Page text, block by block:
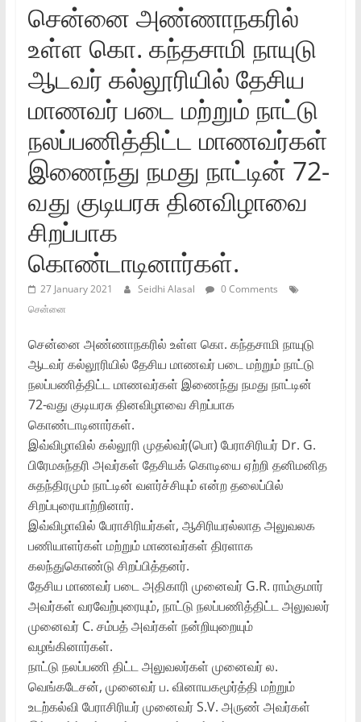
சென்னை அண்ணாநகரில்
உள்ள கொ. கந்தசாமி நாயுடு
ஆடவர் கல்லூரியில் தேசிய
மாணவர் படை மற்றும் நாட்டு
நலப்பணித்திட்ட மாணவர்கள்
இணைந்து நமது நாட்டின் 72-
வது குடியரசு தினவிழாவை
சிறப்பாக
கொண்டாடினார்கள்.
27 January 2021 Seidhi Alasal
0 Comments
சென்னை
சென்னை அண்ணாநகரில் உள்ள கொ. கந்தசாமி நாயுடு
ஆடவர் கல்லூரியில் தேசிய மாணவர் படை மற்றும் நாட்டு
நலப்பணித்திட்ட மாணவர்கள் இணைந்து நமது நாட்டின்
72-வது குடியரசு தினவிழாவை சிறப்பாக
கொண்டாடினார்கள்.
இவ்விழாவில் கல்லூரி முதல்வர்(பொ) பேராசிரியர் Dr. G.
பிரேமசுந்தரி அவர்கள் தேசியக் கொடியை ஏற்றி தனிமனித
சுதந்திரமும் நாட்டின் வளர்ச்சியும் என்ற தலைப்பில்
சிறப்புரையாற்றினார்.
இவ்விழாவில் பேராசிரியர்கள், ஆசிரியரல்லாத அலுவலக
பணியாளர்கள் மற்றும் மாணவர்கள் திரளாக
கலந்துகொண்டு சிறப்பித்தனர்.
தேசிய மாணவர் படை அதிகாரி முனைவர் G.R. ராம்குமார்
அவர்கள் வரவேற்புரையும், நாட்டு நலப்பணித்திட்ட அலுவலர்
முனைவர் C. சம்பத் அவர்கள் நன்றியுறையும்
வழங்கினார்கள்.
நாட்டு நலப்பணி திட்ட அலுவலர்கள் முனைவர் ல.
வெங்கடேசன், முனைவர் ப. வினாயகமூர்த்தி மற்றும்
உடற்கல்வி பேராசிரியர் முனைவர் S.V. அருண் அவர்கள்